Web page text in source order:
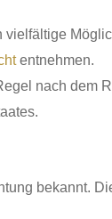
entnehmen.
nach dem
bekannt.